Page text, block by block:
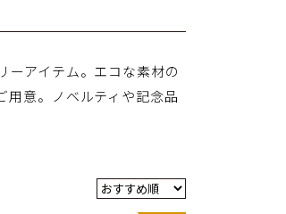
ーアイテム。エコな素材の
用意。ノベルティや記念品